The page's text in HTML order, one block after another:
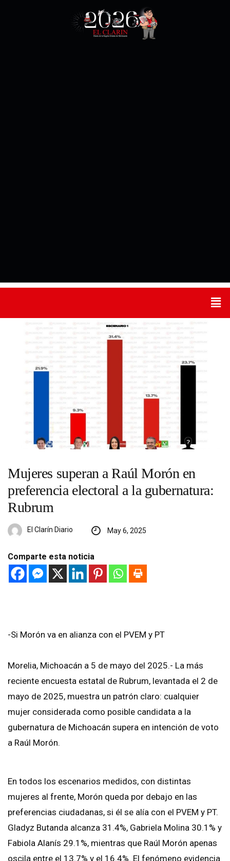
Mujeres superan a Raúl Morón en
preferencia electoral a la gubernatura:
Rubrum
El Clarín Diario May 6, 2025
Comparte esta noticia
-Si Morón va en alianza con el PVEM y PT
Morelia, Michoacán a 5 de mayo del 2025.- La más
reciente encuesta estatal de Rubrum, levantada el 2 de
mayo de 2025, muestra un patrón claro: cualquier
mujer considerada como posible candidata a la
gubernatura de Michoacán supera en intención de voto
a Raúl Morón.
En todos los escenarios medidos, con distintas
mujeres al frente, Morón queda por debajo en las
preferencias ciudadanas, si él se alía con el PVEM y PT.
Gladyz Butanda alcanza 31.4%, Gabriela Molina 30.1% y
Fabiola Alanís 29.1%, mientras que Raúl Morón apenas
oscila entre el 13.7% y el 16.4%. El fenómeno evidencia